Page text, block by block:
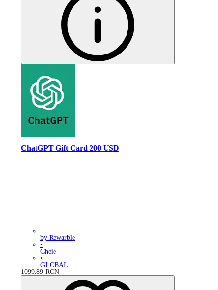
ChatGPT Gift Card 200 USD
by Rewarble
•
Cheie
•
GLOBAL
1099.89 RON